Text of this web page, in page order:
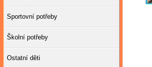
Sportovní potřeby
Školní potřeby
Ostatní děti